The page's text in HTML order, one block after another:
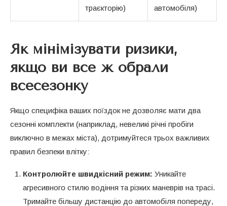
траєкторію)
автомобіля)
Як мінімізувати ризики,
якщо ви все ж обрали
всесезонку
Якщо специфіка ваших поїздок не дозволяє мати два
сезонні комплекти (наприклад, невеликі річні пробіги
виключно в межах міста), дотримуйтеся трьох важливих
правил безпеки влітку:
Контролюйте швидкісний режим: Уникайте
агресивного стилю водіння та різких маневрів на трасі.
Тримайте більшу дистанцію до автомобіля попереду,